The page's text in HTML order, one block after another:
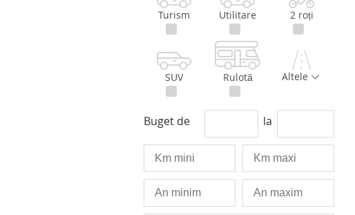
Turism Utilitare 2 roți
SUV Rulotă Altele
Buget de la